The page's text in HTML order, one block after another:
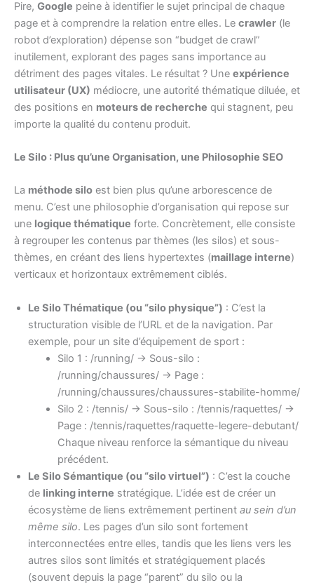
Pire, Google peine à identifier le sujet principal de chaque
page et à comprendre la relation entre elles. Le crawler (le
robot d’exploration) dépense son “budget de crawl”
inutilement, explorant des pages sans importance au
détriment des pages vitales. Le résultat ? Une expérience
utilisateur (UX) médiocre, une autorité thématique diluée, et
des positions en moteurs de recherche qui stagnent, peu
importe la qualité du contenu produit.
Le Silo : Plus qu’une Organisation, une Philosophie SEO
La méthode silo est bien plus qu’une arborescence de
menu. C’est une philosophie d’organisation qui repose sur
une logique thématique forte. Concrètement, elle consiste
à regrouper les contenus par thèmes (les silos) et sous-
thèmes, en créant des liens hypertextes (maillage interne)
verticaux et horizontaux extrêmement ciblés.
Le Silo Thématique (ou “silo physique”) : C’est la
structuration visible de l’URL et de la navigation. Par
exemple, pour un site d’équipement de sport :
Silo 1 : /running/ -> Sous-silo :
/running/chaussures/ -> Page :
/running/chaussures/chaussures-stabilite-homme/
Silo 2 : /tennis/ -> Sous-silo : /tennis/raquettes/ ->
Page : /tennis/raquettes/raquette-legere-debutant/
Chaque niveau renforce la sémantique du niveau
précédent.
Le Silo Sémantique (ou “silo virtuel”) : C’est la couche
de linking interne stratégique. L’idée est de créer un
écosystème de liens extrêmement pertinent au sein d’un
même silo. Les pages d’un silo sont fortement
interconnectées entre elles, tandis que les liens vers les
autres silos sont limités et stratégiquement placés
(souvent depuis la page “parent” du silo ou la